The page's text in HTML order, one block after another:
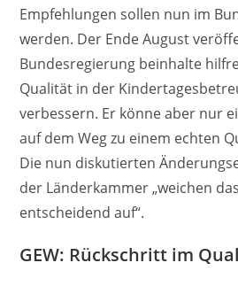
Empfehlungen sollen nun im
werden. Der Ende August
Bundesregierung beinhalte
Qualität in der
verbessern. Er könne aber nur
auf dem Weg zu einem echten
Die nun diskutierten
der Länderkammer „weichen
entscheidend auf“.
GEW: Rückschritt im